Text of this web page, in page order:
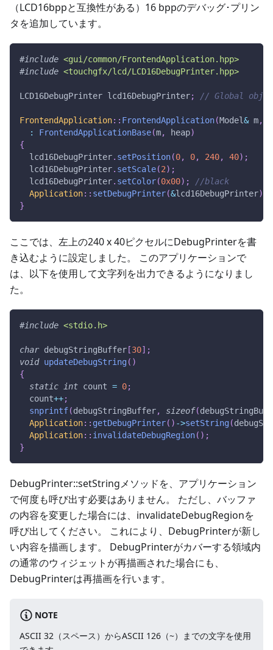
（LCD16bppと互換性がある）16 bppのデバッグ･プリン
タを追加しています。
#include <gui/common/FrontendApplication.hpp>
#include <touchgfx/lcd/LCD16DebugPrinter.hpp>
LCD16DebugPrinter lcd16DebugPrinter; // Global
FrontendApplication:: FrontendApplication(Model& m,
:
FrontendApplicationBase(m, heap)
{
  lcd16DebugPrinter
. setPosition(0, 0, 240, 40) ;
  lcd16DebugPrinter
. setScale(2) ;
  lcd16DebugPrinter
. setColor(0x00) ;
//black
Application:: setDebugPrinter(&lcd16DebugPrinter)
}
ここでは、左上の240 x 40ピクセルにDebugPrinterを書
き込むように設定しました。 このアプリケーションで
は、以下を使用して文字列を出力できるようになりまし
た。
#include <stdio.h>
char debugStringBuffer [30] ;
void updateDebugString( )
{
static
int count = 0;
  count
++;
snprintf(debugStringBuffer, sizeof(
Application:: getDebugPrinter( ) ->setString(
Application:: invalidateDebugRegion( ) ;
}
DebugPrinter::setStringメソッドを、アプリケーション
で何度も呼び出す必要はありません。 ただし、バッファ
の内容を変更した場合には、invalidateDebugRegionを
呼び出してください。 これにより、DebugPrinterが新し
い内容を描画します。 DebugPrinterがカバーする領域内
の通常のウィジェットが再描画された場合にも、
DebugPrinterは再描画を行います。
NOTE
ASCII 32（スペース）からASCII 126（~）までの文字を使用